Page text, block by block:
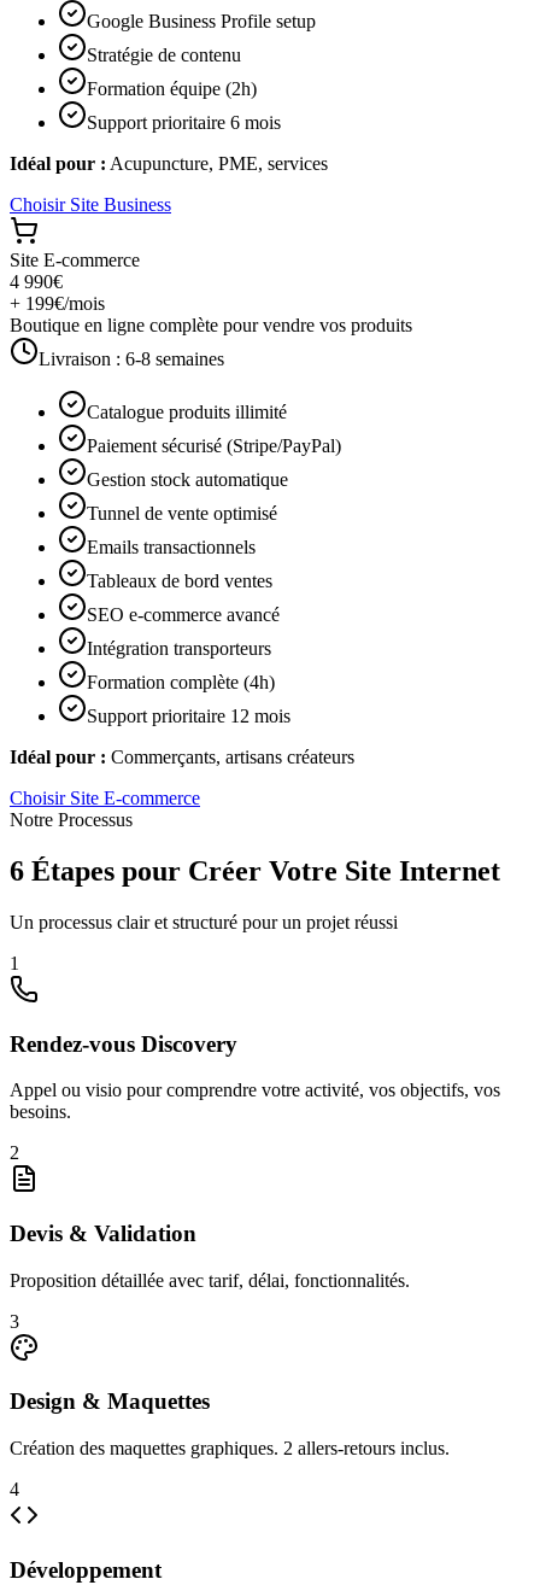
Google Business Profile setup
Stratégie de contenu
Formation équipe (2h)
Support prioritaire 6 mois
Idéal pour : Acupuncture, PME, services
Choisir Site Business
Site E-commerce
4 990€
+ 199€/mois
Boutique en ligne complète pour vendre vos produits
Livraison : 6-8 semaines
Catalogue produits illimité
Paiement sécurisé (Stripe/PayPal)
Gestion stock automatique
Tunnel de vente optimisé
Emails transactionnels
Tableaux de bord ventes
SEO e-commerce avancé
Intégration transporteurs
Formation complète (4h)
Support prioritaire 12 mois
Idéal pour : Commerçants, artisans créateurs
Choisir Site E-commerce
Notre Processus
6 Étapes pour Créer Votre Site Internet
Un processus clair et structuré pour un projet réussi
1
Rendez-vous Discovery
Appel ou visio pour comprendre votre activité, vos objectifs, vos
besoins.
2
Devis & Validation
Proposition détaillée avec tarif, délai, fonctionnalités.
3
Design & Maquettes
Création des maquettes graphiques. 2 allers-retours inclus.
4
Développement